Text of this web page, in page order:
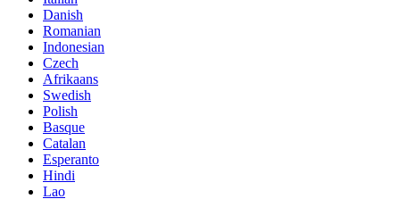
Danish
Romanian
Indonesian
Czech
Afrikaans
Swedish
Polish
Basque
Catalan
Esperanto
Hindi
Lao